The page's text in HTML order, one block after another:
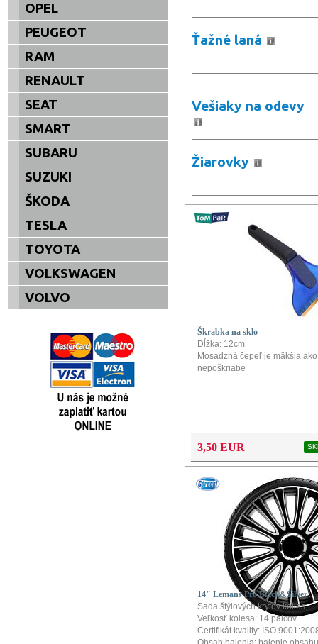
Ťažné laná
Vešiaky na odevy
Žiarovky
Škrabka na sklo
Dĺžka: 12cm
Mosadzná čepeľ je mäkšia
nepoškriabe
3,50 EUR
14" Lemans Pro Black&Silver
Sada štýlových krytov kolies
Veľkosť kolesa: 14 palcov
Certifikát kvality: ISO
OPEL
PEUGEOT
RAM
RENAULT
SEAT
SMART
SUBARU
SUZUKI
ŠKODA
TESLA
TOYOTA
VOLKSWAGEN
VOLVO